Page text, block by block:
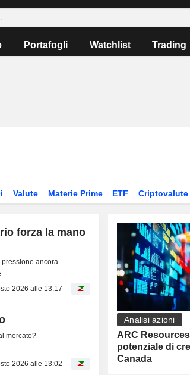
Portafogli Watchlist Trading
Valute Materie Prime ETF Criptovalute
forza la mano
ancora
2026 alle 13:17
mercato?
2026 alle 13:02
Analisi azioni
ARC
potenziale di
Canada